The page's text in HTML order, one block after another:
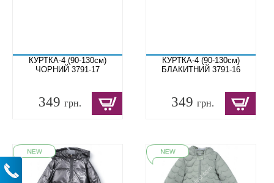
КУРТКА-4 (90-130см)
ЧОРНИЙ 3791-17
349 грн.
КУРТКА-4 (90-130см)
БЛАКИТНИЙ 3791-16
349грн.